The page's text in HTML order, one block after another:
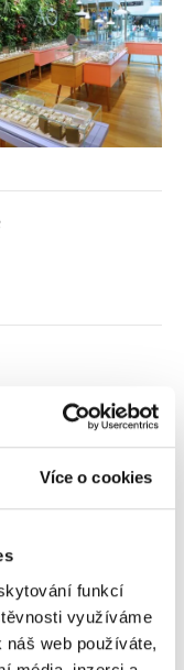
Více o cookies
funkcí
využíváme
web používáte,